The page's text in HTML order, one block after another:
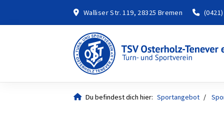
Walliser Str. 119, 28325 Bremen
Du befindest dich hier: Sportangebot